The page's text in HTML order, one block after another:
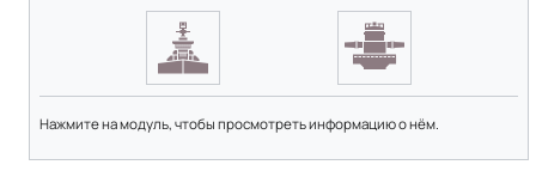
Нажмите на модуль, чтобы просмотреть информацию о нём.